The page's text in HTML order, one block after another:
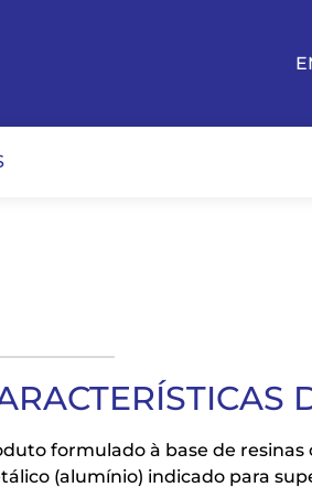
formulado à base de
(alumínio) indicado para